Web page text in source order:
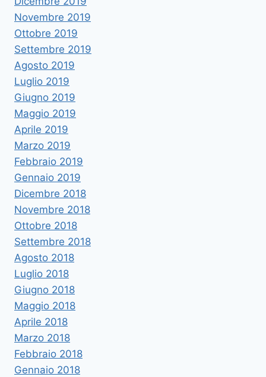
Novembre 2019
Ottobre 2019
Settembre 2019
Agosto 2019
Luglio 2019
Giugno 2019
Maggio 2019
Aprile 2019
Marzo 2019
Febbraio 2019
Gennaio 2019
Dicembre 2018
Novembre 2018
Ottobre 2018
Settembre 2018
Agosto 2018
Luglio 2018
Giugno 2018
Maggio 2018
Aprile 2018
Marzo 2018
Febbraio 2018
Gennaio 2018